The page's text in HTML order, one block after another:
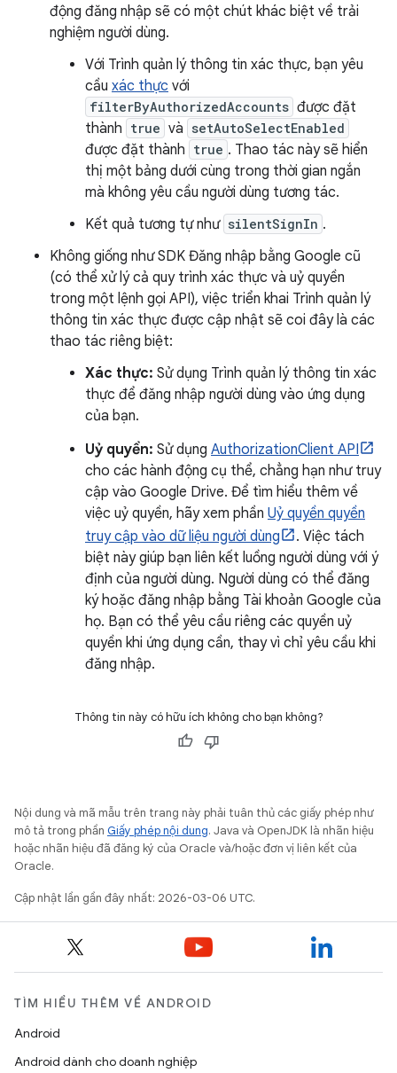
động đăng nhập sẽ có một chút khác biệt về trải
nghiệm người dùng.
Với Trình quản lý thông tin xác thực, bạn yêu
cầu xác thực với
filterByAuthorizedAccounts được đặt
thành true và setAutoSelectEnabled
được đặt thành true . Thao tác này sẽ hiển
thị một bảng dưới cùng trong thời gian ngắn
mà không yêu cầu người dùng tương tác.
Kết quả tương tự như silentSignIn .
Không giống như SDK Đăng nhập bằng Google cũ
(có thể xử lý cả quy trình xác thực và uỷ quyền
trong một lệnh gọi API), việc triển khai Trình quản lý
thông tin xác thực được cập nhật sẽ coi đây là các
thao tác riêng biệt:
Xác thực: Sử dụng Trình quản lý thông tin xác
thực để đăng nhập người dùng vào ứng dụng
của bạn.
Uỷ quyền: Sử dụng AuthorizationClient API
cho các hành động cụ thể, chẳng hạn như truy
cập vào Google Drive. Để tìm hiểu thêm về
việc uỷ quyền, hãy xem phần Uỷ quyền quyền
truy cập vào dữ liệu người dùng
. Việc tách
biệt này giúp bạn liên kết luồng người dùng với ý
định của người dùng. Người dùng có thể đăng
ký hoặc đăng nhập bằng Tài khoản Google của
họ. Bạn có thể yêu cầu riêng các quyền uỷ
quyền khi ứng dụng cần, thay vì chỉ yêu cầu khi
đăng nhập.
Thông tin này có hữu ích không cho bạn không?
Nội dung và mã mẫu trên trang này phải tuân thủ các giấy phép như
mô tả trong phần Giấy phép nội dung. Java và OpenJDK là nhãn hiệu
hoặc nhãn hiệu đã đăng ký của Oracle và/hoặc đơn vị liên kết của
Oracle.
Cập nhật lần gần đây nhất: 2026-03-06 UTC.
TÌM HIỂU THÊM VỀ ANDROID
Android
Android dành cho doanh nghiệp